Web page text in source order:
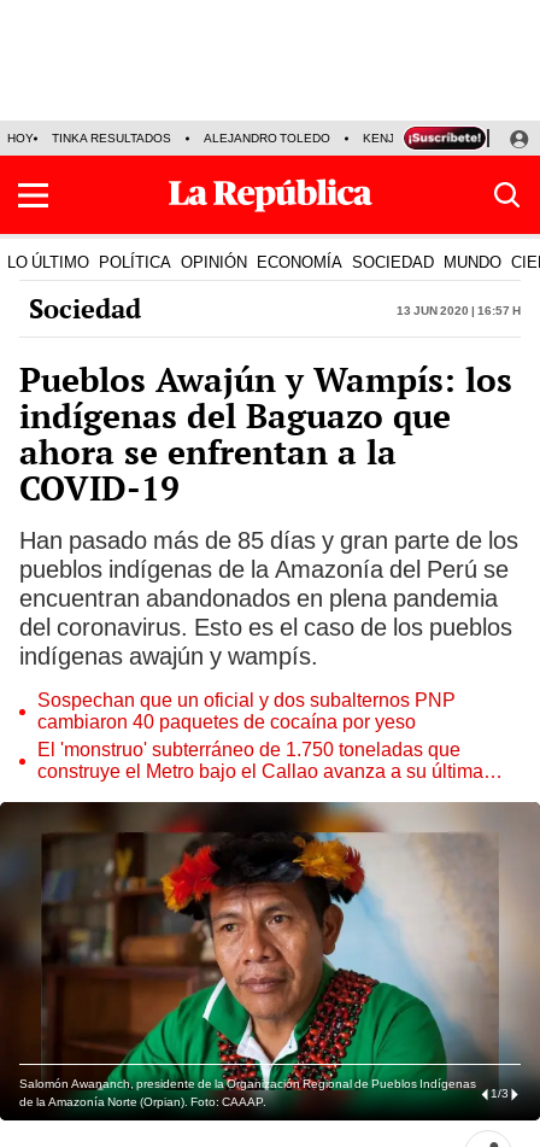
HOY TINKA RESULTADOS ALEJANDRO TOLEDO KENJI FUJIMORI
LO ÚLTIMO POLÍTICA OPINIÓN ECONOMÍA SOCIEDAD MUNDO
Sociedad 13 Jun 2020 | 16:57 h
Pueblos Awajún y Wampís: los
indígenas del Baguazo que
ahora se enfrentan a la
COVID-19
Han pasado más de 85 días y gran parte de los
pueblos indígenas de la Amazonía del Perú se
encuentran abandonados en plena pandemia
del coronavirus. Esto es el caso de los pueblos
indígenas awajún y wampís.
Sospechan que un oficial y dos subalternos PNP
cambiaron 40 paquetes de cocaína por yeso
El 'monstruo' subterráneo de 1.750 toneladas que
construye el Metro bajo el Callao avanza a su última
Salomón Awananch, presidente de la Organización Regional de Pueblos Indígenas
de la Amazonía Norte (Orpian). Foto: CAAAP.
1/3